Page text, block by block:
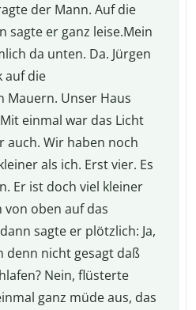
der Mann. Auf die
sagte er ganz leise.Mein
da unten. Da. Jürgen
auf die
Mauern. Unser Haus
einmal war das Licht
auch. Wir haben noch
als ich. Erst vier. Es
Er ist doch viel kleiner
von oben auf das
sagte er plötzlich: Ja,
denn nicht gesagt daß
Nein, flüsterte
ganz müde aus, das